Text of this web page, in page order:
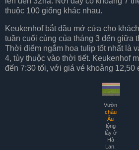
thuộc 100 giống khác nhau.
Keukenhof bắt đầu mở cửa cho
tuần cuối cùng của tháng 3 đến giữa
Thời điểm ngắm hoa tulip tốt nhất là
4, tùy thuộc vào thời tiết. Keukenhof
đến 7:30 tối, với giá vé khoảng 12,50
Vườn
châu
Âu
lộng
lẫy ở
Hà
Lan.